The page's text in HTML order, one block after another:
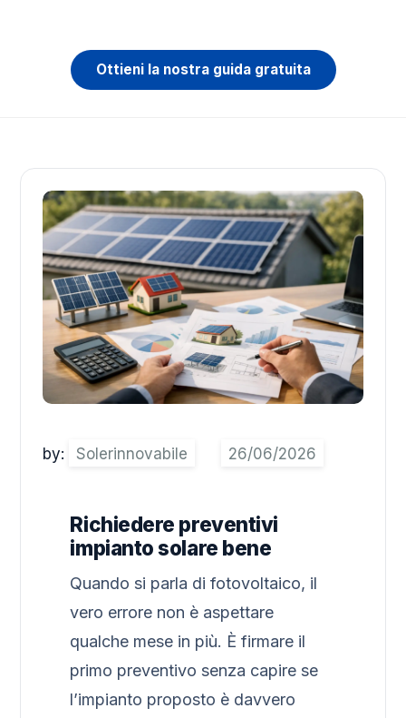
Ottieni la nostra guida gratuita
by: Solerinnovabile
Richiedere preventivi
impianto solare bene
Quando si parla di fotovoltaico, il
vero errore non è aspettare
qualche mese in più. È firmare il
primo preventivo senza capire se
l’impianto proposto è davvero